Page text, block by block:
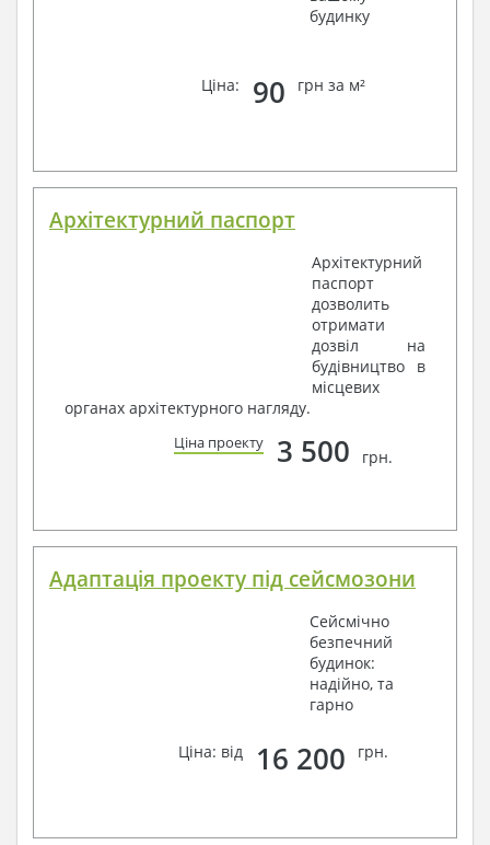
будинку
Ціна: 90 грн за м²
Архітектурний паспорт
Архітектурний
паспорт
дозволить
отримати
дозвіл на
будівництво в
місцевих
органах архітектурного нагляду.
Ціна проекту 3 500 грн.
Адаптація проекту під сейсмозони
Сейсмічно
безпечний
будинок:
надійно, та
гарно
Ціна: від 16 200 грн.